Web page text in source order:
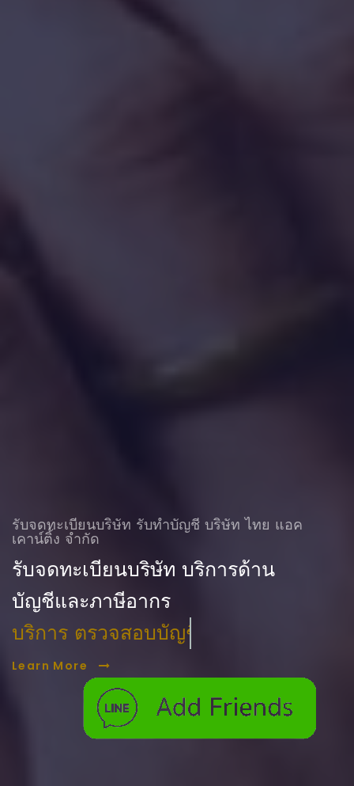
รับจดทะเบียนบริษัท รับทําบัญชี บริษัท ไทย แอค
เคาน์ติ้ง จำกัด
รับจดทะเบียนบริษัท บริการด้าน
บัญชีและภาษีอากร
บริการ ตรวจสอบบัญชี
Learn More